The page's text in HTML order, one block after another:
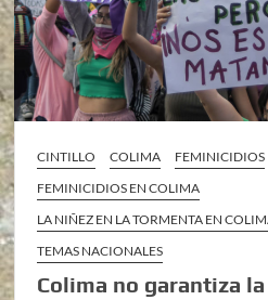
CINTILLO COLIMA
FEMINICIDIOS
FEMINICIDIOS EN COLIMA
LA NIÑEZ EN LA TORMENTA EN
TEMAS NACIONALES
Colima no garantiza